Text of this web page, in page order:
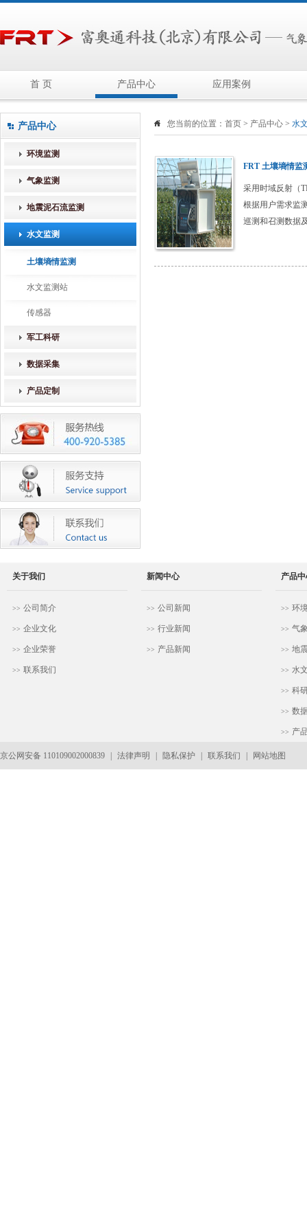
首 页 产品中心 应用案例
产品中心
环境监测
气象监测
地震泥石流监测
水文监测
土壤墒情监测
水文监测站
传感器
军工科研
数据采集
产品定制
您当前的位置： 首页 > 产品中心 > 水
FRT 土壤墒情监
采用时域反射（
根据用户需求监
巡测和召测数据
关于我们
>> 公司简介
>> 企业文化
>> 企业荣誉
>> 联系我们
新闻中心
>> 公司新闻
>> 行业新闻
>> 产品新闻
产品
>> 环
>> 气
>> 地
>> 水
>> 科
>> 数
>> 产
京公网安备 110109002000839 法律声明 隐私保护 联系我们 网站地图